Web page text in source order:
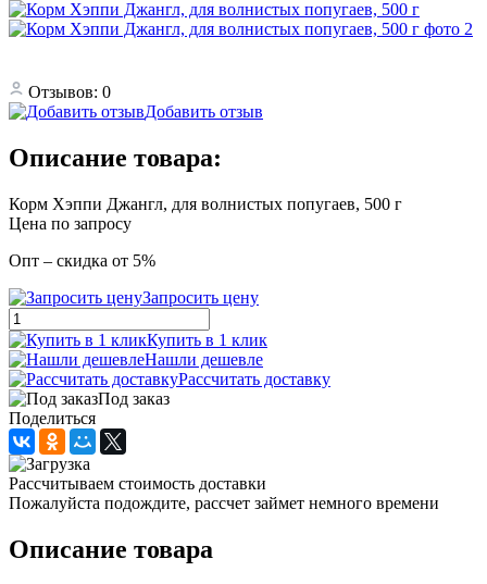
Отзывов: 0
Добавить отзыв
Описание товара:
Корм Хэппи Джангл, для волнистых попугаев, 500 г
Цена по запросу
Опт – скидка от 5%
Запросить цену
Купить в 1 клик
Нашли дешевле
Рассчитать доставку
Под заказ
Поделиться
Рассчитываем стоимость доставки
Пожалуйста подождите, рассчет займет немного времени
Описание товара